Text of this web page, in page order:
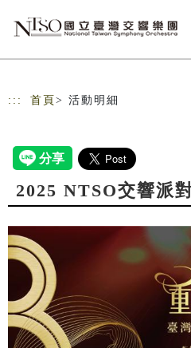
::: 首頁 > 活動明細
2025 NTSO交響派